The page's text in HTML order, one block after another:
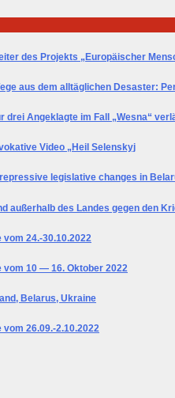
des Projekts „Europäischer
aus dem alltäglichen Desaster:
Angeklagte im Fall „Wesna“
Video „Heil Selenskyj
legislative changes in
außerhalb des Landes gegen den
24.-30.10.2022
10 — 16. Oktober 2022
Belarus, Ukraine
26.09.-2.10.2022